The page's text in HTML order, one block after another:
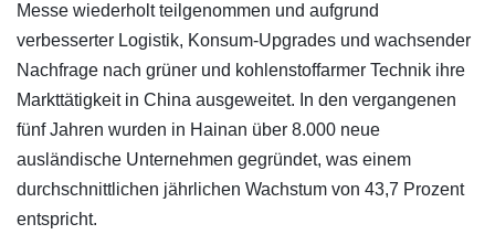
Messe wiederholt teilgenommen und aufgrund
verbesserter Logistik, Konsum-Upgrades und wachsender
Nachfrage nach grüner und kohlenstoffarmer Technik ihre
Markttätigkeit in China ausgeweitet. In den vergangenen
fünf Jahren wurden in Hainan über 8.000 neue
ausländische Unternehmen gegründet, was einem
durchschnittlichen jährlichen Wachstum von 43,7 Prozent
entspricht.